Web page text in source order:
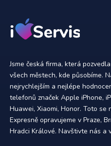
Jsme česká firma, která
všech městech, kde působíme.
nejrychlejším a nejlépe
telefonů značek Apple iPhone,
Huawei, Xiaomi, Honor. Toto se
Expresně opravujeme v Praze,
Hradci Králové. Navštivte nás a